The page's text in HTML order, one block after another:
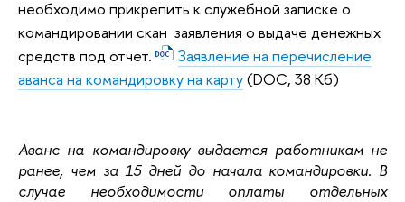
необходимо прикрепить к служебной записке о
командировании скан заявления о выдаче денежных
средств под отчет.
Заявление на перечисление
аванса на командировку на карту(DOC, 38 Кб)
Аванс на командировку выдается работникам не
ранее, чем за 15 дней до начала командировки. В
случае необходимости оплаты отдельных